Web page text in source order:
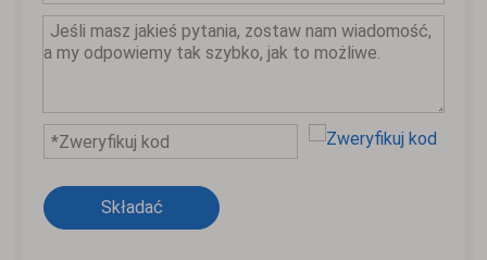
Składać